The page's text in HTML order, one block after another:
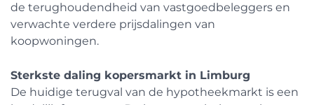
de terughoudendheid van vastgoedbeleggers en
verwachte verdere prijsdalingen van
koopwoningen.
Sterkste daling kopersmarkt in Limburg
De huidige terugval van de hypotheekmarkt is een